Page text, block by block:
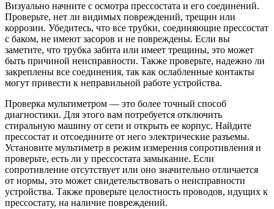
Визуально начните с осмотра прессостата и его соединений.
Проверьте, нет ли видимых повреждений, трещин или
коррозии. Убедитесь, что все трубки, соединяющие прессостат
с баком, не имеют засоров и не повреждены. Если вы
заметите, что трубка забита или имеет трещины, это может
быть причиной неисправности. Также проверьте, надежно ли
закреплены все соединения, так как ослабленные контакты
могут привести к неправильной работе устройства.
Проверка мультиметром — это более точный способ
диагностики. Для этого вам потребуется отключить
стиральную машину от сети и открыть ее корпус. Найдите
прессостат и отсоедините от него электрические разъемы.
Установите мультиметр в режим измерения сопротивления и
проверьте, есть ли у прессостата замыкание. Если
сопротивление отсутствует или оно значительно отличается
от нормы, это может свидетельствовать о неисправности
устройства. Также проверьте целостность проводов, идущих к
прессостату, на наличие повреждений.